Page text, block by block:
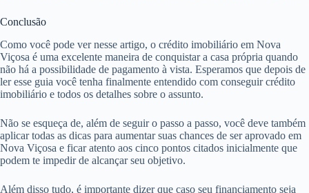
Conclusão
Como você pode ver nesse artigo, o crédito imobiliário em Nova
Viçosa é uma excelente maneira de conquistar a casa própria quando
não há a possibilidade de pagamento à vista. Esperamos que depois de
ler esse guia você tenha finalmente entendido com conseguir crédito
imobiliário e todos os detalhes sobre o assunto.
Não se esqueça de, além de seguir o passo a passo, você deve também
aplicar todas as dicas para aumentar suas chances de ser aprovado em
Nova Viçosa e ficar atento aos cinco pontos citados inicialmente que
podem te impedir de alcançar seu objetivo.
Além disso tudo, é importante dizer que caso seu financiamento seja